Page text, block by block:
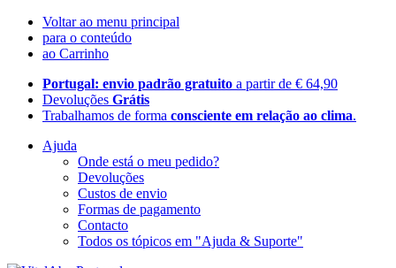
Voltar ao menu principal
para o conteúdo
ao Carrinho
Portugal: envio padrão gratuito a partir de € 64,90
Devoluções Grátis
Trabalhamos de forma consciente em relação ao clima.
Ajuda
Onde está o meu pedido?
Devoluções
Custos de envio
Formas de pagamento
Contacto
Todos os tópicos em "Ajuda & Suporte"